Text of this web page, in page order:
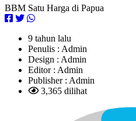
BBM Satu Harga di Papua
9 tahun lalu
Penulis : Admin
Design : Admin
Editor : Admin
Publisher : Admin
3,365 dilihat